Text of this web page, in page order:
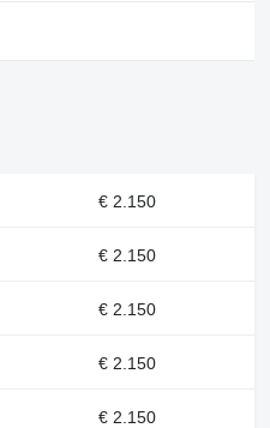
€ 2.150
€ 2.150
€ 2.150
€ 2.150
€ 2.150